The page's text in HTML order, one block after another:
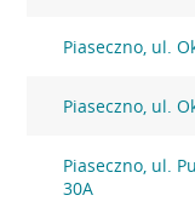
Piaseczno, ul.
Piaseczno, ul.
Piaseczno, ul.
30A